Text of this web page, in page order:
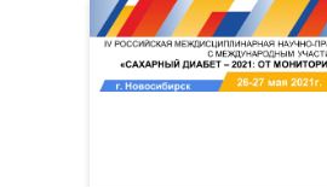
Skip
content